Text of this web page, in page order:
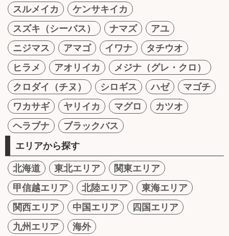
スルメイカ
ケンサキイカ
スズキ（シーバス）
ナマズ
アユ
ニジマス
アマゴ イワナ
タチウオ
ヒラメ
アオリイカ
メジナ（グレ・クロ）
クロダイ（チヌ）
シロギス ハゼ
マゴチ
ワカサギ
ヤリイカ マグロ
カツオ
ヘラブナ
ブラックバス
エリアから探す
北海道 東北エリア
関東エリア
甲信越エリア
北陸エリア
東海エリア
関西エリア
中国エリア
四国エリア
九州エリア
海外